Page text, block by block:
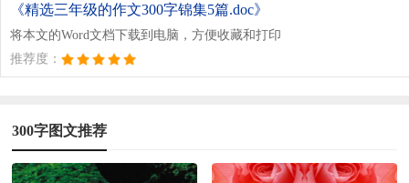
《精选三年级的作文300字锦集5篇.doc》
将本文的Word文档下载到电脑，方便收藏和打印
推荐度：
300字图文推荐